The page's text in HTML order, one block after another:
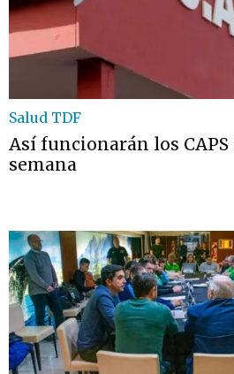
Salud TDF
Así funcionarán los
semana